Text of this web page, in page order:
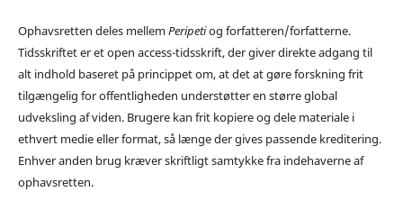
Ophavsretten deles mellemPeripetiog forfatteren/forfatterne.
Tidsskriftet er et open access-tidsskrift, der giver direkte adgang til
alt indhold baseret på princippet om, at det at gøre forskning frit
tilgængelig for offentligheden understøtter en større global
udveksling af viden. Brugere kan frit kopiere og dele materiale i
ethvert medie eller format, så længe der gives passende kreditering.
Enhver anden brug kræver skriftligt samtykke fra indehaverne af
ophavsretten.